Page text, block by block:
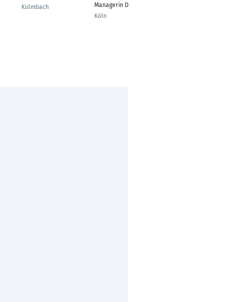
Kulmbach
Managerin Drogerie
Köln